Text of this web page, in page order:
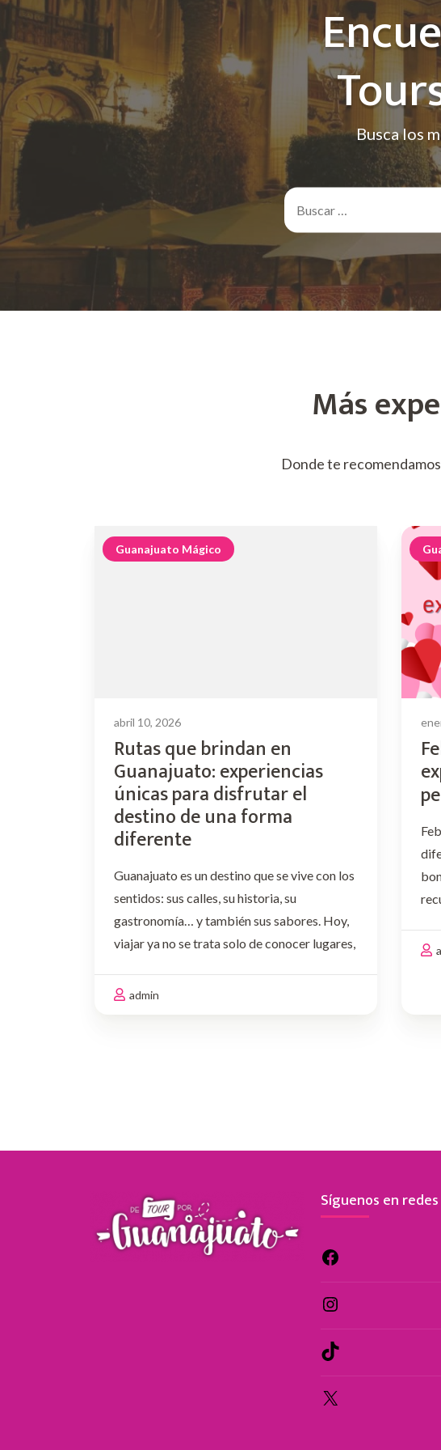
Busca los
Buscar:
Más
Donde te
Guanajuato Mágico
abril 10, 2026
Rutas que brindan en
Guanajuato: experiencias
únicas para disfrutar el
destino de una forma
diferente
Guanajuato es un destino que se vive con los
sentidos: sus calles, su historia, su
gastronomía… y también sus sabores. Hoy,
viajar ya no se trata solo de conocer lugares,
compartir momentos y descubrir el destino
admin
Síguenos en